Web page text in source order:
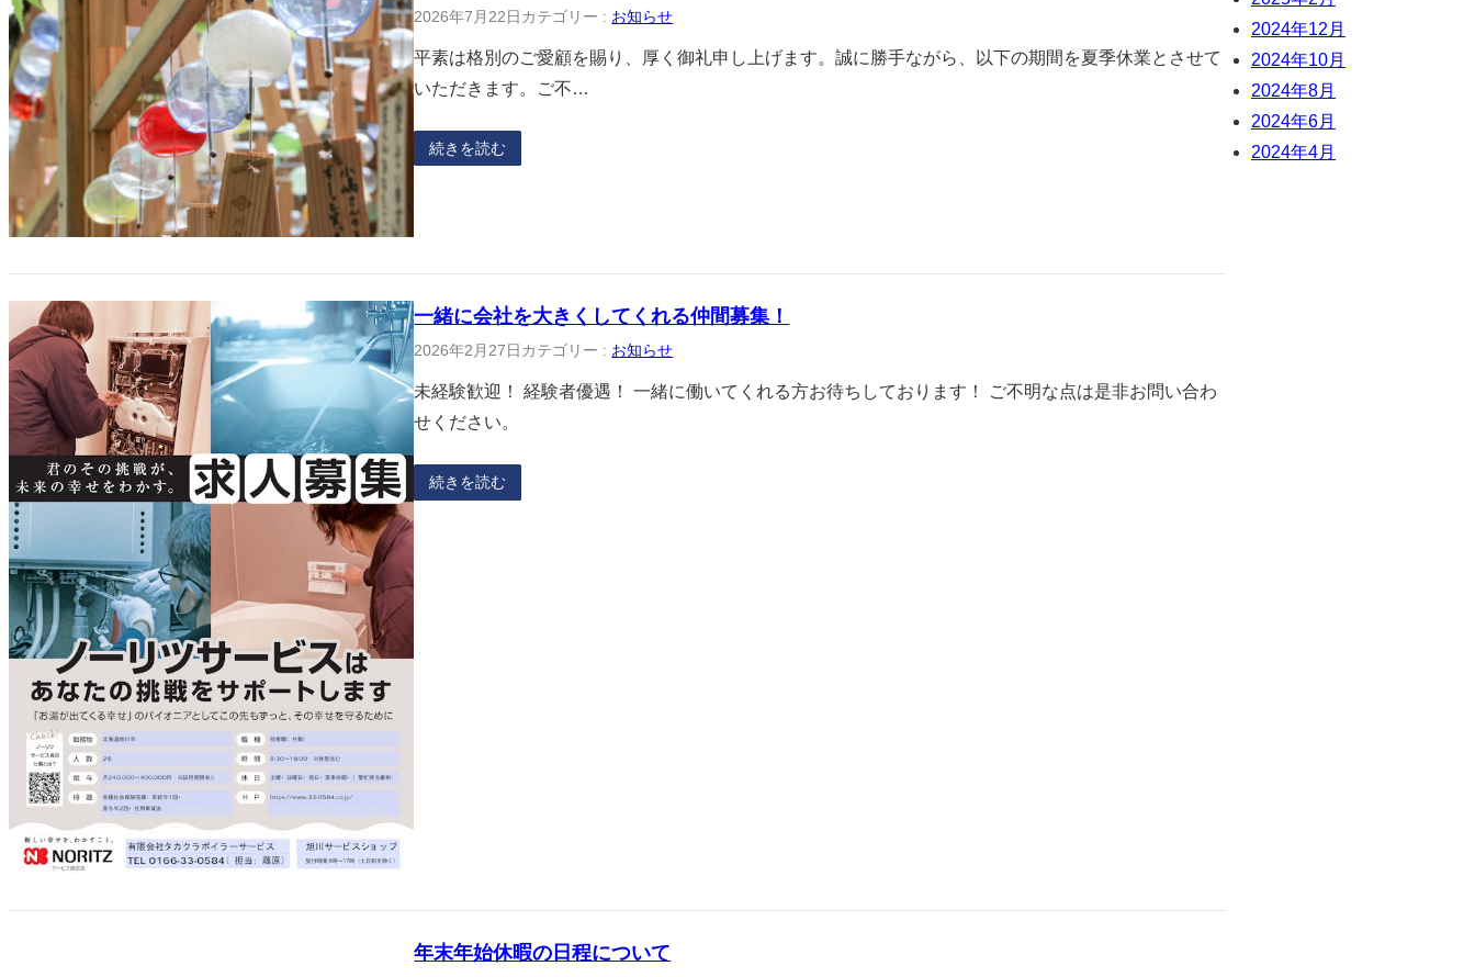
2026年7月22日 カテゴリー : お知らせ
平素は格別のご愛顧を賜り、厚く御礼申し上げます。誠に勝手ながら、以下の期間を夏季休業とさせて
いただきます。ご不…
続きを読む
一緒に会社を大きくしてくれる仲間募集！
2026年2月27日 カテゴリー : お知らせ
未経験歓迎！ 経験者優遇！ 一緒に働いてくれる方お待ちしております！ ご不明な点は是非お問い合わ
せください。
続きを読む
年末年始休暇の日程について
2024年12月
2024年10月
2024年8月
2024年6月
2024年4月